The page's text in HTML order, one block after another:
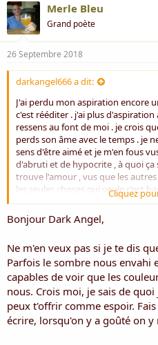
Merle Bleu
Grand poète
26 Septembre 2018
darkangel666 a dit:
J'ai perdu mon aspiration encore
c'est rééditer . j'ai plus d'aspiration
ressens au font de moi . je crois
perds son âme avec le temps . je
sens d'être aimé et je m'en fous
d'abruti et de hypocrite , à quoi
trouve l'amour , vus que les
les seules choses qui veule c'est
juste à l'overdose , se bourré la
s'habite . vous pensez sa normal
liberté et notre droit arbitre et tout
faire , plus aucune douleur , plus
enfin libéré de tout ces merdes
notre vie . pourquoi continue à
des question simple , vous allez
. j'ai jamais lu un livre de roman
rien qu'a moi ce sont mes mots
avant moi vus j'ai horreur de tout
Cliquez
Bonjour Dark Angel,
Ne m'en veux pas si je te dis
Parfois le sombre nous envahi
capables de voir que les
nous. Crois moi, je sais de
peux t'offrir comme espoir.
écrire, lorsqu'on y a goûté on